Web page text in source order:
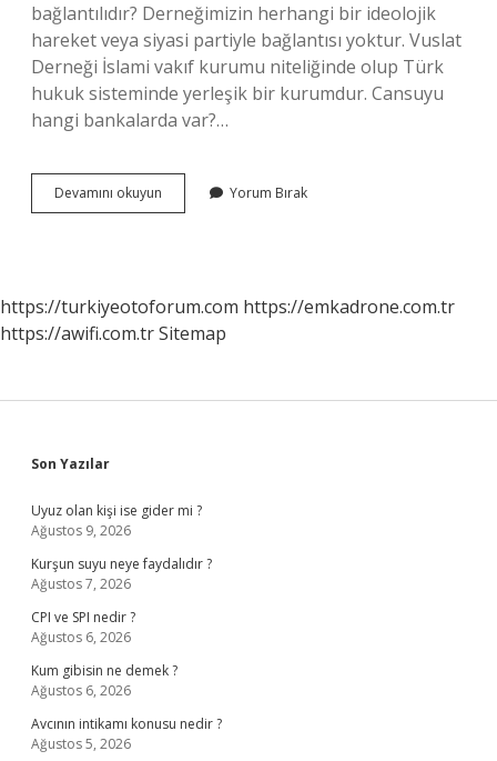
bağlantılıdır? Derneğimizin herhangi bir ideolojik
hareket veya siyasi partiyle bağlantısı yoktur. Vuslat
Derneği İslami vakıf kurumu niteliğinde olup Türk
hukuk sisteminde yerleşik bir kurumdur. Cansuyu
hangi bankalarda var?…
Devamını okuyun Cansuyu
Kim
Yorum Bırak
https://turkiyeotoforum.com https://emkadrone.com.tr
https://awifi.com.trSitemap
Sidebar
Son Yazılar
Uyuz olan kişi ise gider mi ?
Ağustos 9, 2026
Kurşun suyu neye faydalıdır ?
Ağustos 7, 2026
CPI ve SPI nedir ?
Ağustos 6, 2026
Kum gibisin ne demek ?
Ağustos 6, 2026
Avcının intikamı konusu nedir ?
Ağustos 5, 2026